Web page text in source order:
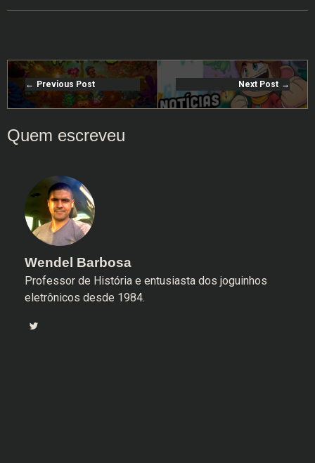
Previous Post Next Post
Wendel Barbosa
Professor de História e entusiasta dos joguinhos
eletrônicos desde 1984.